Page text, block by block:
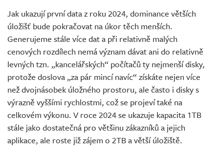
Jak ukazují první data z roku 2024, dominance větších
úložišť bude pokračovat na úkor těch menších.
Generujeme stále více dat a při relativně malých
cenových rozdílech nemá význam dávat ani do relativně
levných tzn. „kancelářských“ počítačů ty nejmenší disky,
protože doslova „za pár mincí navíc“ získáte nejen více
než dvojnásobek úložného prostoru, ale často i disky s
výrazně vyššími rychlostmi, což se projeví také na
celkovém výkonu. V roce 2024 se ukazuje kapacita 1TB
stále jako dostatečná pro většinu zákazníků a jejich
aplikace, ale roste již zájem o 2TB a větší úložiště.